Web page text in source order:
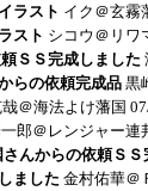
ラスト イク＠玄霧
スト シコウ＠リワ
ＳＳ完成しました
らの依頼完成品 黒
＠海法よけ藩国
郎＠レンジャー連
んからの依頼ＳＳ
ました 金村佑華＠